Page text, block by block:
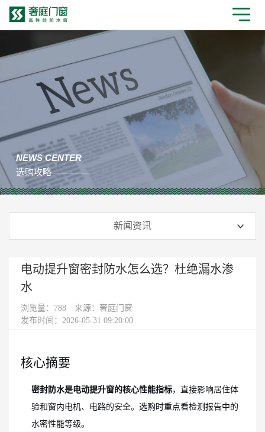
NEWS CENTER
选购攻略 ————
新闻资讯
电动提升窗密封防水怎么选？杜绝漏水渗
水
浏览量： 788
来源：奢庭门窗
发布时间：2026-05-31 09:20:00
核心摘要
密封防水是电动提升窗的核心性能指标，直接影响居住体
验和窗内电机、电路的安全。选购时重点看检测报告中的
水密性能等级。